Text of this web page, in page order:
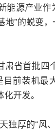
能源产业
地”的蜕变
省首批四
前装机
开发。
独厚的“风